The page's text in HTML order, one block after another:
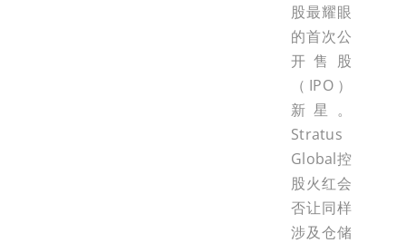
股最耀眼
的首次公
开售股
（IPO）
新星。
Stratus
Global控
股火红会
否让同样
涉及仓储